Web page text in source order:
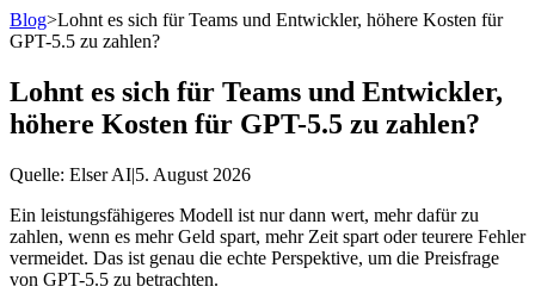
Blog>Lohnt es sich für Teams und Entwickler, höhere Kosten für
GPT-5.5 zu zahlen?
Lohnt es sich für Teams und Entwickler,
höhere Kosten für GPT-5.5 zu zahlen?
Quelle: Elser AI|5. August 2026
Ein leistungsfähigeres Modell ist nur dann wert, mehr dafür zu
zahlen, wenn es mehr Geld spart, mehr Zeit spart oder teurere Fehler
vermeidet. Das ist genau die echte Perspektive, um die Preisfrage
von GPT-5.5 zu betrachten.